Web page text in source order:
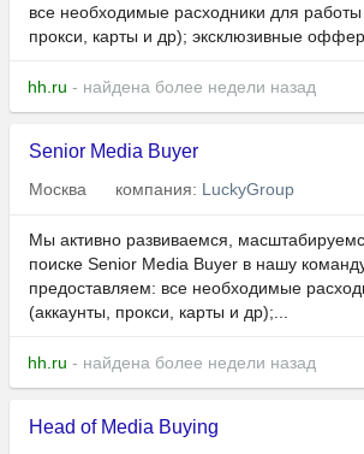
все необходимые расходники для работы
прокси, карты и др); эксклюзивные
hh.ru - найдена более недели назад
Senior Media Buyer
Москва компания: LuckyGroup
Мы активно развиваемся,
поиске Senior Media Buyer в нашу
предоставляем: все необходимые
(аккаунты, прокси, карты и др);...
hh.ru - найдена более недели назад
Head of Media Buying